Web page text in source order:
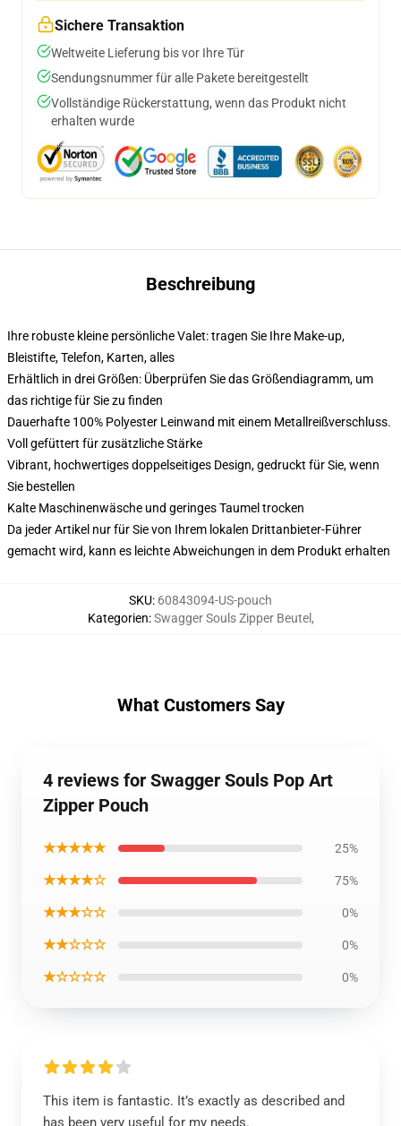
Sichere Transaktion
Weltweite Lieferung bis vor Ihre Tür
Sendungsnummer für alle Pakete bereitgestellt
Vollständige Rückerstattung, wenn das Produkt nicht
erhalten wurde
Beschreibung
Ihre robuste kleine persönliche Valet: tragen Sie Ihre Make-up,
Bleistifte, Telefon, Karten, alles
Erhältlich in drei Größen: Überprüfen Sie das Größendiagramm, um
das richtige für Sie zu finden
Dauerhafte 100% Polyester Leinwand mit einem Metallreißverschluss.
Voll gefüttert für zusätzliche Stärke
Vibrant, hochwertiges doppelseitiges Design, gedruckt für Sie, wenn
Sie bestellen
Kalte Maschinenwäsche und geringes Taumel trocken
Da jeder Artikel nur für Sie von Ihrem lokalen Drittanbieter-Führer
gemacht wird, kann es leichte Abweichungen in dem Produkt erhalten
SKU: 60843094-US-pouch
Kategorien:Swagger Souls Zipper Beutel ,
What Customers Say
4 reviews for Swagger Souls Pop Art
Zipper Pouch
★★★★★ 25%
★★★★☆ 75%
★★★☆☆ 0%
★★☆☆☆ 0%
★☆☆☆☆ 0%
This item is fantastic. It’s exactly as described and
has been very useful for my needs.